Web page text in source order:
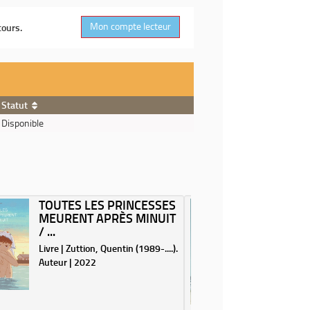
Mon compte lecteur
Statut
Disponible
TOUTES LES PRINCESSES
MEURENT APRÈS MINUIT
/ ...
Livre | Zuttion, Quentin (1989-....).
Auteur | 2022